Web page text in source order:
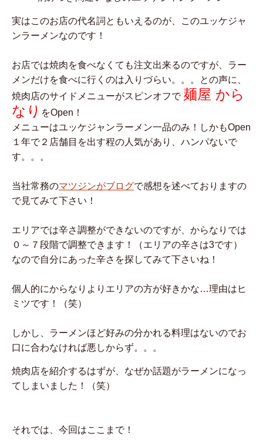
実はこのお店の代名詞ともいえるのが、このユッケジャ
ンラーメンなのです！
お店では焼肉を食べなくても注文出来るのですが、ラー
メンだけを食べに行くのは入りづらい。。。との声に、
焼肉店のサイドメニューがスピンオフで 麺屋 から
なり をOpen！
メニューはユッケジャンラーメン一品のみ！しかもOpen
１年で２店舗目を出す程の人気があり、ハンパないで
す。。。
当社常務のマツジンがブログで感想を述べておりますの
で見てみて下さい！
エリアでは辛さ調整ができないのですが、からなりでは
０～７段階で調整できます！（エリアの辛さは3です）
なので自分にあった辛さを探してみて下さいね！
個人的にからなりよりエリアの方が好きかな…理由はヒ
ミツです！（笑）
しかし、ラーメンほど好みの分かれる料理はないのでお
口に合わなければ悪しからず。。。
焼肉店を紹介するはずが、なぜか話題がラーメンになっ
てしまいました！（笑）
それでは、今回はここまで！